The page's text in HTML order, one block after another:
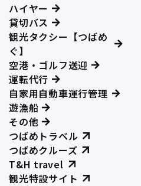
ハイヤー
貸切バス
観光タクシー【つばめ
ぐ】
空港・ゴルフ送迎
運転代行
自家用自動車運行管理
遊漁船
その他
つばめトラベル
つばめクルーズ
T&H travel
観光特設サイト